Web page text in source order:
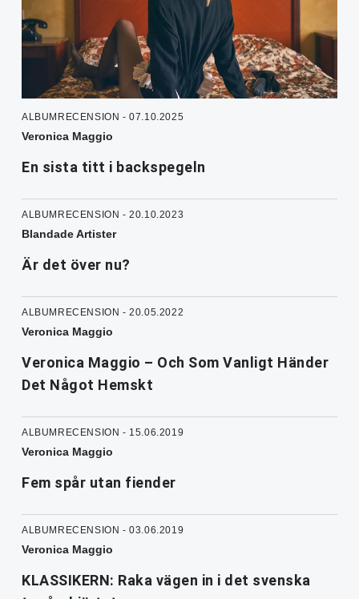
ALBUMRECENSION - 07.10.2025
Veronica Maggio
En sista titt i backspegeln
ALBUMRECENSION - 20.10.2023
Blandade Artister
Är det över nu?
ALBUMRECENSION - 20.05.2022
Veronica Maggio
Veronica Maggio – Och Som Vanligt Händer
Det Något Hemskt
ALBUMRECENSION - 15.06.2019
Veronica Maggio
Fem spår utan fiender
ALBUMRECENSION - 03.06.2019
Veronica Maggio
KLASSIKERN: Raka vägen in i det svenska